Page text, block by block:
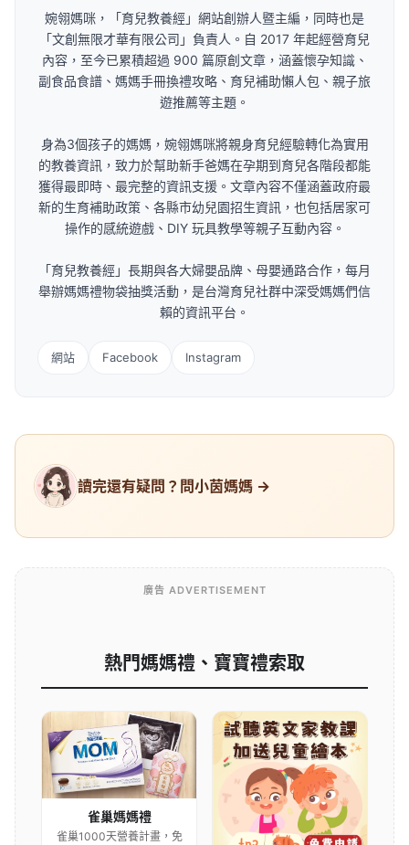
婉翎媽咪，「育兒教養經」網站創辦人暨主編，同時也是
「文創無限才華有限公司」負責人。自 2017 年起經營育兒
內容，至今已累積超過 900 篇原創文章，涵蓋懷孕知識、
副食品食譜、媽媽手冊換禮攻略、育兒補助懶人包、親子旅
遊推薦等主題。
身為3個孩子的媽媽，婉翎媽咪將親身育兒經驗轉化為實用
的教養資訊，致力於幫助新手爸媽在孕期到育兒各階段都能
獲得最即時、最完整的資訊支援。文章內容不僅涵蓋政府最
新的生育補助政策、各縣市幼兒園招生資訊，也包括居家可
操作的感統遊戲、DIY 玩具教學等親子互動內容。
「育兒教養經」長期與各大婦嬰品牌、母嬰通路合作，每月
舉辦媽媽禮物袋抽獎活動，是台灣育兒社群中深受媽媽們信
賴的資訊平台。
網站 Facebook Instagram
讀完還有疑問？問小茵媽媽 →
廣告 ADVERTISEMENT
熱門媽媽禮、寶寶禮索取
雀巢媽媽禮
雀巢1000天營養計畫，免